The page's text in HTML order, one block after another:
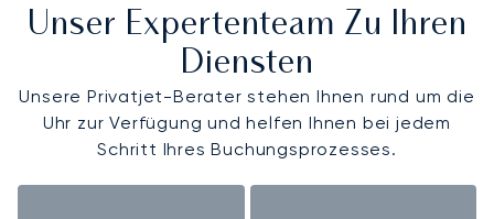
Unser Expertenteam Zu Ihren
Diensten
Unsere Privatjet-Berater stehen Ihnen rund um die
Uhr zur Verfügung und helfen Ihnen bei jedem
Schritt Ihres Buchungsprozesses.